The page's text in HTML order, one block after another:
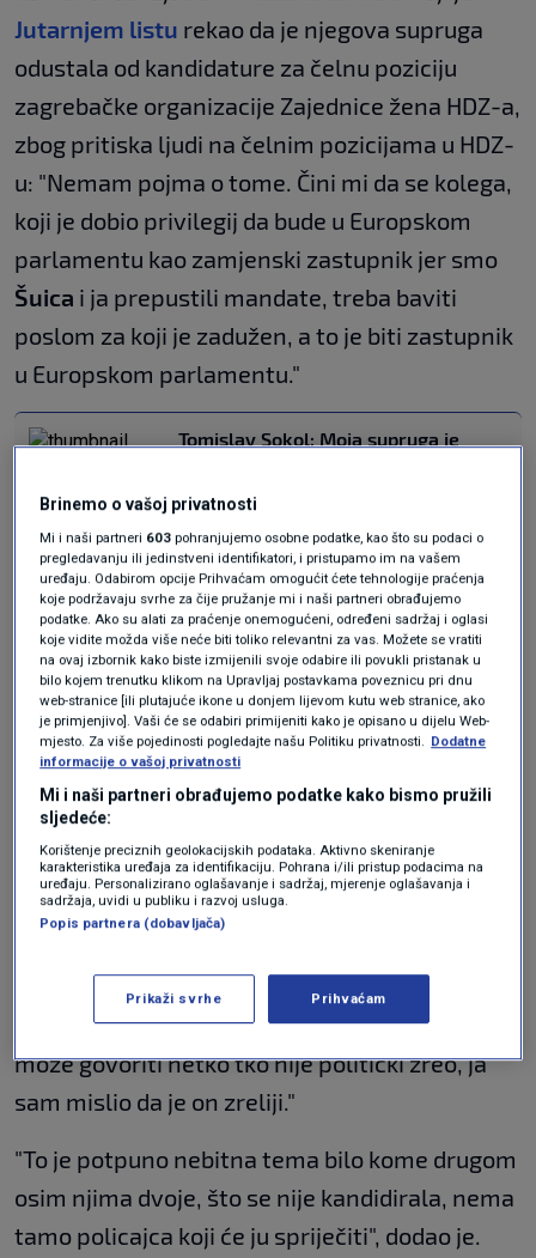
Jutarnjem listu rekao da je njegova supruga
odustala od kandidature za čelnu poziciju
zagrebačke organizacije Zajednice žena HDZ-a,
zbog pritiska ljudi na čelnim pozicijama u HDZ-
u: "Nemam pojma o tome. Čini mi da se kolega,
koji je dobio privilegij da bude u Europskom
parlamentu kao zamjenski zastupnik jer smo
Šuica i ja prepustili mandate, treba baviti
poslom za koji je zadužen, a to je biti zastupnik
u Europskom parlamentu."
Tomislav Sokol: Moja supruga je
HDZ-u
VIJESTI 8. svi.
"To nije put"
"Ako postoji jedan od manje pametnih načina
da se stekne vidljivost u bilo kojoj stranci, a
osobito u HDZ-u, to je onda javnim i
neutemeljenim kritiziranjem kolega iz gradske
organizacije, to nije put. Poručujem mu da ako
mu slučajno nije dobro u Europskom
parlamentu,može domah napustiti tu
sukladno zakonu o izboru zastupnika u EP-u.
Takve neutemeljene i neprimjerene rečenice
može govoriti netko tko nije politički zreo, ja
sam mislio da je on zreliji."
"To je potpuno nebitna tema bilo kome drugom
osim njima dvoje, što se nije kandidirala, nema
tamo policajca koji će ju spriječiti", dodao je.
Brinemo o vašoj privatnosti
Mi i naši partneri 603 pohranjujemo osobne podatke, kao što su podaci o
pregledavanju ili jedinstveni identifikatori, i pristupamo im na vašem
uređaju. Odabirom opcije Prihvaćam omogućit ćete tehnologije praćenja
koje podržavaju svrhe za čije pružanje mi i naši partneri obrađujemo
podatke. Ako su alati za praćenje onemogućeni, određeni sadržaj i oglasi
koje vidite možda više neće biti toliko relevantni za vas. Možete se vratiti
na ovaj izbornik kako biste izmijenili svoje odabire ili povukli pristanak u
bilo kojem trenutku klikom na Upravljaj postavkama poveznicu pri dnu
web-stranice [ili plutajuće ikone u donjem lijevom kutu web stranice, ako
je primjenjivo]. Vaši će se odabiri primijeniti kako je opisano u dijelu Web-
mjesto. Za više pojedinosti pogledajte našu Politiku privatnosti.
Dodatne
informacije o vašoj privatnosti
Mi i naši partneri obrađujemo podatke kako bismo pružili
sljedeće:
Korištenje preciznih geolokacijskih podataka. Aktivno skeniranje
karakteristika uređaja za identifikaciju. Pohrana i/ili pristup podacima na
uređaju. Personalizirano oglašavanje i sadržaj, mjerenje oglašavanja i
sadržaja, uvidi u publiku i razvoj usluga.
Popis partnera (dobavljača)
Prikaži svrhe Prihvaćam